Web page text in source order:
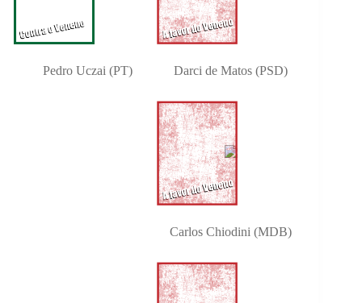
Pedro Uczai (PT) Darci de Matos (PSD)
Carlos Chiodini (MDB)